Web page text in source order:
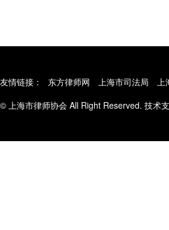
友情链接： 东方律师网 上海市司法局
© 上海市律师协会 All Right Reserved. 技术支